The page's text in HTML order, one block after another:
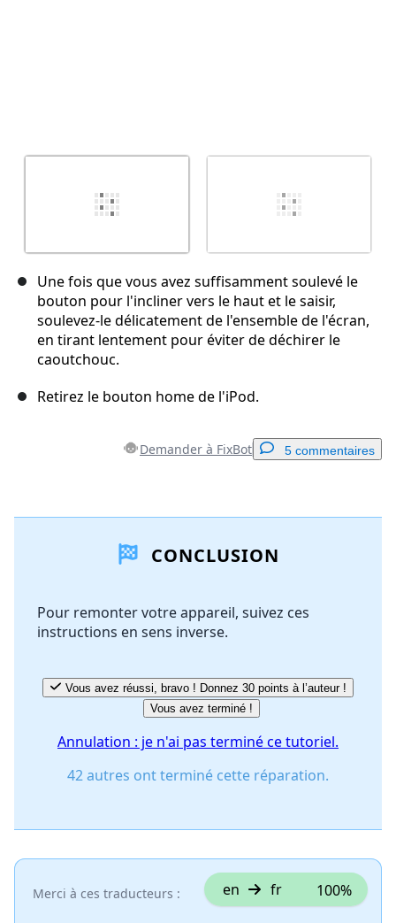
Une fois que vous avez suffisamment soulevé le
bouton pour l'incliner vers le haut et le saisir,
soulevez-le délicatement de l'ensemble de l'écran,
en tirant lentement pour éviter de déchirer le
caoutchouc.
Retirez le bouton home de l'iPod.
Demander à FixBot 5 commentaires
Ajouter un commentaire
Annuler
CONCLUSION
Pour remonter votre appareil, suivez ces
instructions en sens inverse.
Vous avez réussi, bravo ! Donnez 30 points à l’auteur !
Vous avez terminé !
Annulation : je n'ai pas terminé ce tutoriel.
42 autres ont terminé cette réparation.
Merci à ces traducteurs : en fr 100%